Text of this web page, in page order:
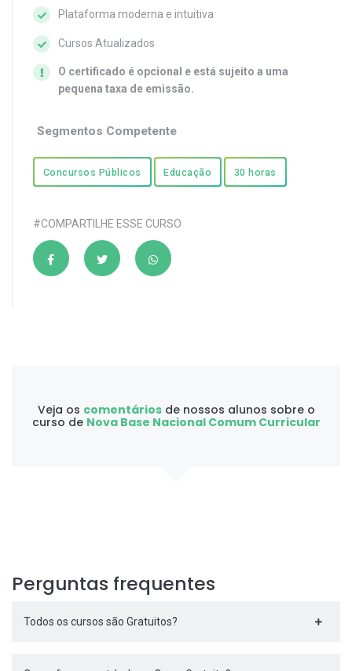
Plataforma moderna e intuitiva
Cursos Atualizados
O certificado é opcional e está sujeito a uma
pequena taxa de emissão.
Segmentos Competente
Concursos Públicos Educação 30 horas
#COMPARTILHE ESSE CURSO
Veja os comentáriosde nossos alunos sobre o
curso de Nova Base Nacional Comum Curricular
Perguntas frequentes
Todos os cursos são Gratuitos?